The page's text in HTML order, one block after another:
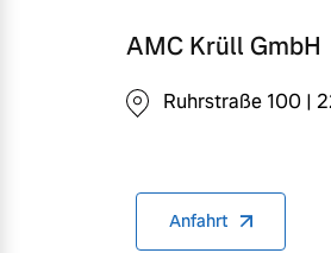
AMC Krüll GmbH
Ruhrstraße 100 |
Anfahrt